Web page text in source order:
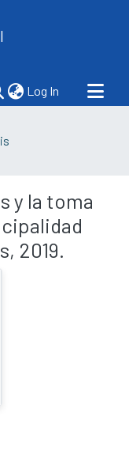
Log In (current)
y la toma
2019.